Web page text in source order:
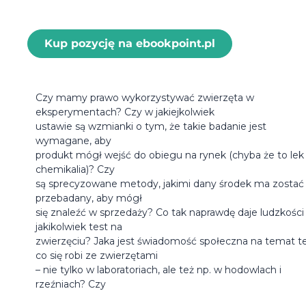
Kup pozycję na ebookpoint.pl
Czy mamy prawo wykorzystywać zwierzęta w
eksperymentach? Czy w jakiejkolwiek
ustawie są wzmianki o tym, że takie badanie jest
wymagane, aby
produkt mógł wejść do obiegu na rynek (chyba że to lek
chemikalia)? Czy
są sprecyzowane metody, jakimi dany środek ma zostać
przebadany, aby mógł
się znaleźć w sprzedaży? Co tak naprawdę daje ludzkości
jakikolwiek test na
zwierzęciu? Jaka jest świadomość społeczna na temat
co się robi ze zwierzętami
– nie tylko w laboratoriach, ale też np. w hodowlach i
rzeźniach? Czy